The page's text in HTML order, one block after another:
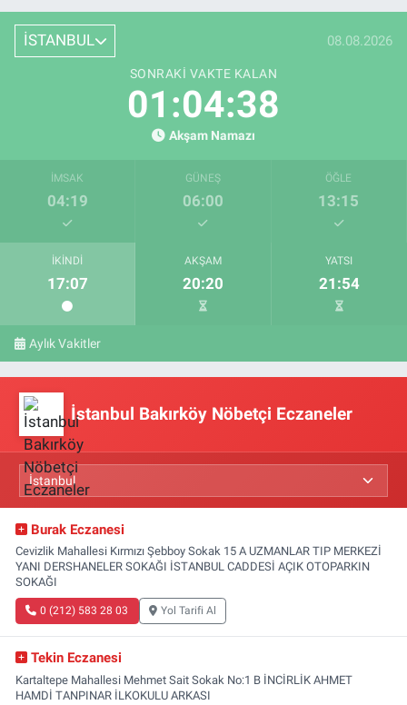
İSTANBUL 08.08.2026
SONRAKI VAKTE KALAN
01:04:38
Akşam Namazı
İMSAK
04:19
GÜNEŞ
06:00
ÖĞLE
13:15
İKINDI
17:07
AKŞAM
20:20
YATSI
21:54
Aylık Vakitler
İstanbul Bakırköy Nöbetçi Eczaneler
Burak Eczanesi
Cevizlik Mahallesi Kırmızı Şebboy Sokak 15 A UZMANLAR TIP MERKEZİ
YANI DERSHANELER SOKAĞI İSTANBUL CADDESİ AÇIK OTOPARKIN
SOKAĞI
0 (212) 583 28 03 Yol Tarifi Al
Tekin Eczanesi
Kartaltepe Mahallesi Mehmet Sait Sokak No:1 B İNCİRLİK AHMET
HAMDİ TANPINAR İLKOKULU ARKASI